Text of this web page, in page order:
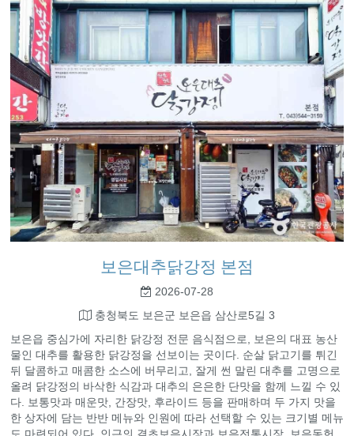
보은대추닭강정 본점
2026-07-28
충청북도 보은군 보은읍 삼산로5길 3
보은읍 중심가에 자리한 닭강정 전문 음식점으로, 보은의 대표 농산
물인 대추를 활용한 닭강정을 선보이는 곳이다. 순살 닭고기를 튀긴
뒤 달콤하고 매콤한 소스에 버무리고, 잘게 썬 말린 대추를 고명으로
올려 닭강정의 바삭한 식감과 대추의 은은한 단맛을 함께 느낄 수 있
다. 보통맛과 매운맛, 간장맛, 후라이드 등을 판매하며 두 가지 맛을
한 상자에 담는 반반 메뉴와 인원에 따라 선택할 수 있는 크기별 메뉴